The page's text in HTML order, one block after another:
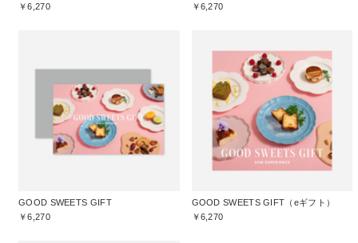
￥6,270
￥6,270
GOOD SWEETS GIFT
￥6,270
GOOD SWEETS GIFT（eギフト）
￥6,270